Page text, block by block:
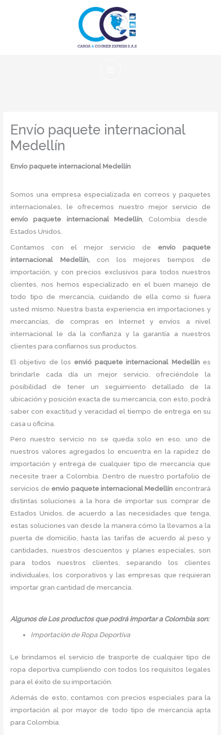
Envío paquete internacional
Medellín
Envío paquete internacional Medellín
Somos una empresa especializada en correos y paquetes
internacionales, le ofrecemos nuestro mejor servicio de
envío paquete internacional Medellín , Colombia desde
Estados Unidos.
Contamos con el mejor servicio de envío paquete
internacional Medellín,con los mejores tiempos de
importación, y con precios exclusivos para todos nuestros
clientes, nos hemos especializado en el buen manejo de
todo tipo de mercancía, cuidando de ella como si fuera
usted mismo. Nuestra basta experiencia en importaciones y
mercancías, de compras en Internet y envíos a nivel
internacional le da la confianza y la garantía a nuestros
clientes para confiarnos sus productos.
El objetivo de los envió paquete internacional Medellínes
brindarle cada día un mejor servicio, ofreciéndole la
posibilidad de tener un seguimiento detallado de la
ubicación y posición exacta de su mercancía, con esto, podrá
saber con exactitud y veracidad el tiempo de entrega en su
casa u oficina.
Pero nuestro servicio no se queda solo en eso, uno de
nuestros valores agregados lo encuentra en la rapidez de
importación y entrega de cualquier tipo de mercancía que
necesite traer a Colombia. Dentro de nuestro portafolio de
servicios de envio paquete internacional Medellín encontrará
distintas soluciones a la hora de importar sus comprar de
Estados Unidos, de acuerdo a las necesidades que tenga,
estas soluciones van desde la manera cómo la llevamos a la
puerta de domicilio, hasta las tarifas de acuerdo al peso y
cantidades, nuestros descuentos y planes especiales, son
para todos nuestros clientes, separando los clientes
individuales, los corporativos y las empresas que requieran
importar gran cantidad de mercancía.
Algunos de Los productos que podrá importar a Colombia son:
Importación de Ropa Deportiva
Le brindamos el servicio de trasporte de cualquier tipo de
ropa deportiva cumpliendo con todos los requisitos legales
para el éxito de su importación.
Además de esto, contamos con precios especiales para la
importación al por mayor de todo tipo de mercancía apta
para Colombia.